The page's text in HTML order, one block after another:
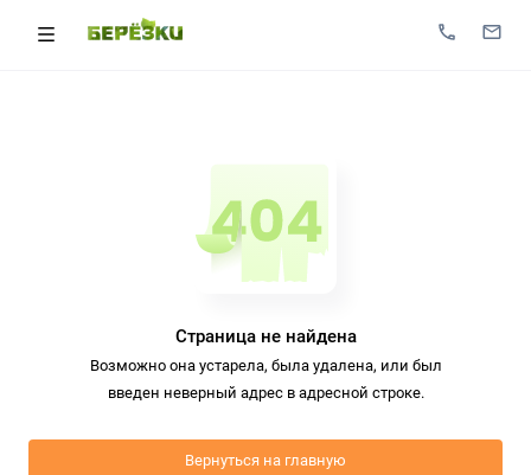
Страница не найдена
Возможно она устарела, была удалена, или был
введен неверный адрес в адресной строке.
Вернуться на главную